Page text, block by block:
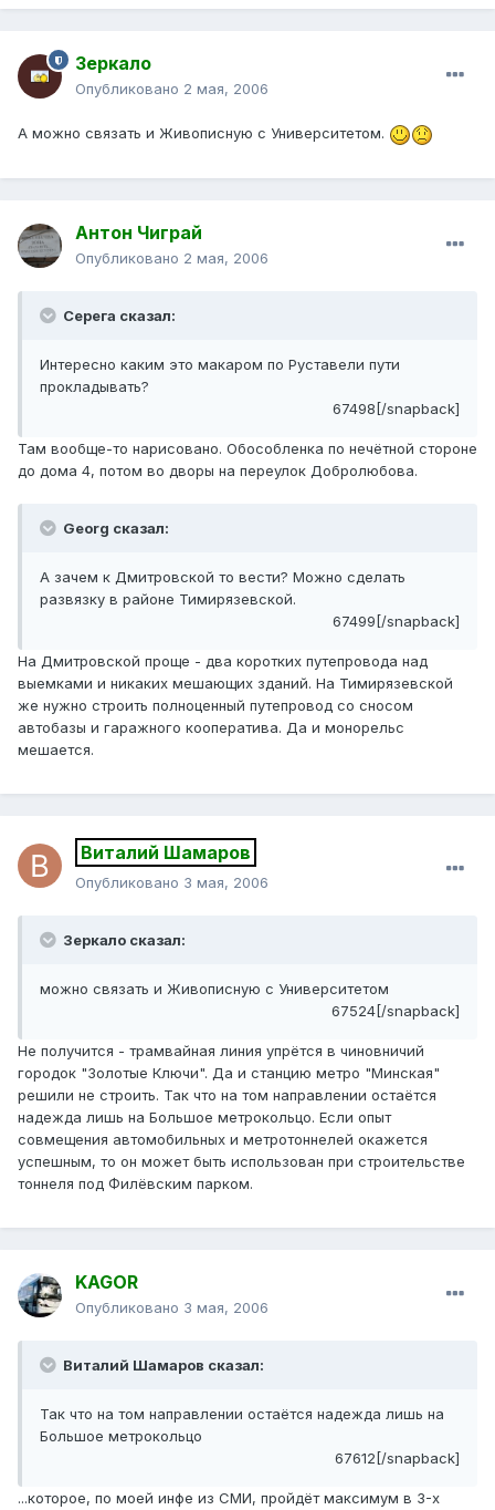
Зеркало
Опубликовано 2 мая, 2006
А можно связать и Живописную с Университетом.
Антон Чиграй
Опубликовано 2 мая, 2006
Серега сказал:
Интересно каким это макаром по Руставели пути
прокладывать?
67498[/snapback]
Там вообще-то нарисовано. Обособленка по нечётной стороне
до дома 4, потом во дворы на переулок Добролюбова.
Georg сказал:
А зачем к Дмитровской то вести? Можно сделать
развязку в районе Тимирязевской.
67499[/snapback]
На Дмитровской проще - два коротких путепровода над
выемками и никаких мешающих зданий. На Тимирязевской
же нужно строить полноценный путепровод со сносом
автобазы и гаражного кооператива. Да и монорельс
мешается.
Виталий Шамаров
Опубликовано 3 мая, 2006
Зеркало сказал:
можно связать и Живописную с Университетом
67524[/snapback]
Не получится - трамвайная линия упрётся в чиновничий
городок "Золотые Ключи". Да и станцию метро "Минская"
решили не строить. Так что на том направлении остаётся
надежда лишь на Большое метрокольцо. Если опыт
совмещения автомобильных и метротоннелей окажется
успешным, то он может быть использован при строительстве
тоннеля под Филёвским парком.
KAGOR
Опубликовано 3 мая, 2006
Виталий Шамаров сказал:
Так что на том направлении остаётся надежда лишь на
Большое метрокольцо
67612[/snapback]
...которое, по моей инфе из СМИ, пройдёт максимум в 3-х